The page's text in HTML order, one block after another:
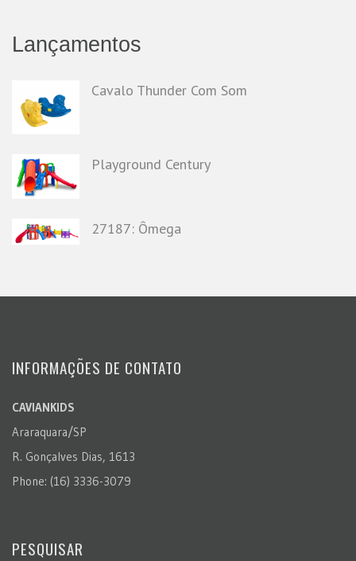
Lançamentos
Cavalo Thunder Com Som
Playground Century
27187: Ômega
INFORMAÇÕES DE CONTATO
CAVIANKIDS
Araraquara/SP
R. Gonçalves Dias, 1613
Phone: (16) 3336-3079
PESQUISAR